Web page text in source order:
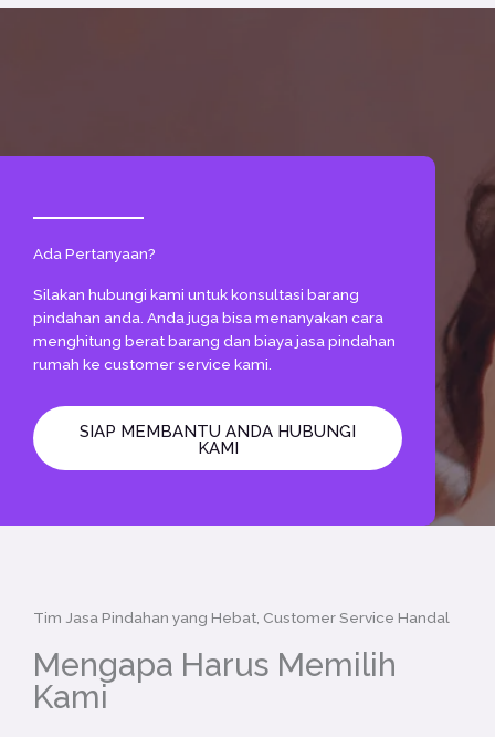
Ada Pertanyaan?
Silakan hubungi kami untuk konsultasi barang
pindahan anda. Anda juga bisa menanyakan cara
menghitung berat barang dan biaya jasa pindahan
rumah ke customer service kami.
SIAP MEMBANTU ANDA HUBUNGI
KAMI
Tim Jasa Pindahan yang Hebat, Customer Service Handal
Mengapa Harus Memilih
Kami